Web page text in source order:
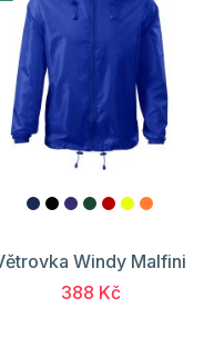
Windy Malfini
388 Kč